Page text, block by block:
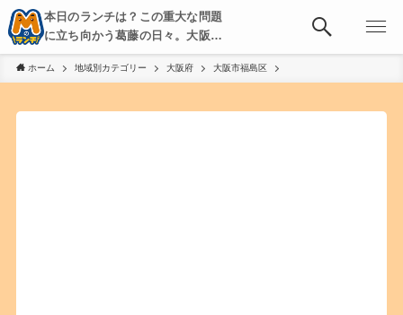
本日のランチは？この重大な問題
に立ち向かう葛藤の日々。大阪・
京都・神戸を中心とした食べ歩
き、飲み歩きを綴る。
ホーム 地域別カテゴリー 大阪府 大阪市福島区